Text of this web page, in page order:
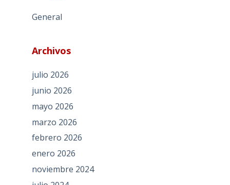
General
Archivos
julio 2026
junio 2026
mayo 2026
marzo 2026
febrero 2026
enero 2026
noviembre 2024